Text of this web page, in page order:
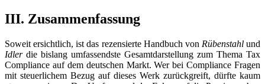
III. Zusammenfassung
Soweit ersichtlich, ist das rezensierte Handbuch von Rübenstahlund
Idlerdie bislang umfassendste Gesamtdarstellung zum Thema Tax
Compliance auf dem deutschen Markt. Wer bei Compliance Fragen
mit steuerlichem Bezug auf dieses Werk zurückgreift, dürfte kaum